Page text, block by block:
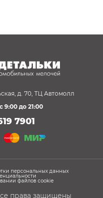
д. 70, ТЦ Автомолл
с 9:00 до 21:00
7901
персональных данных
файлов cookie
права защищены